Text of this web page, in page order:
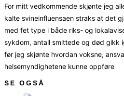
For mitt vedkommende skjønte jeg
kalte svineinfluensaen straks at det
med fet type i både riks- og
sykdom, antall smittede og død gikk
før jeg skjønte hvordan voksne,
helsemyndighetene kunne oppføre
SE OGSÅ